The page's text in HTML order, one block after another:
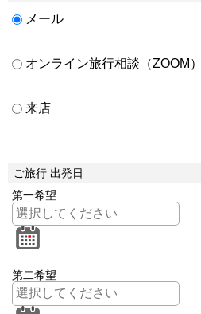
メール
オンライン旅行相談（ZOOM）
来店
ご旅行 出発日
第一希望
第二希望